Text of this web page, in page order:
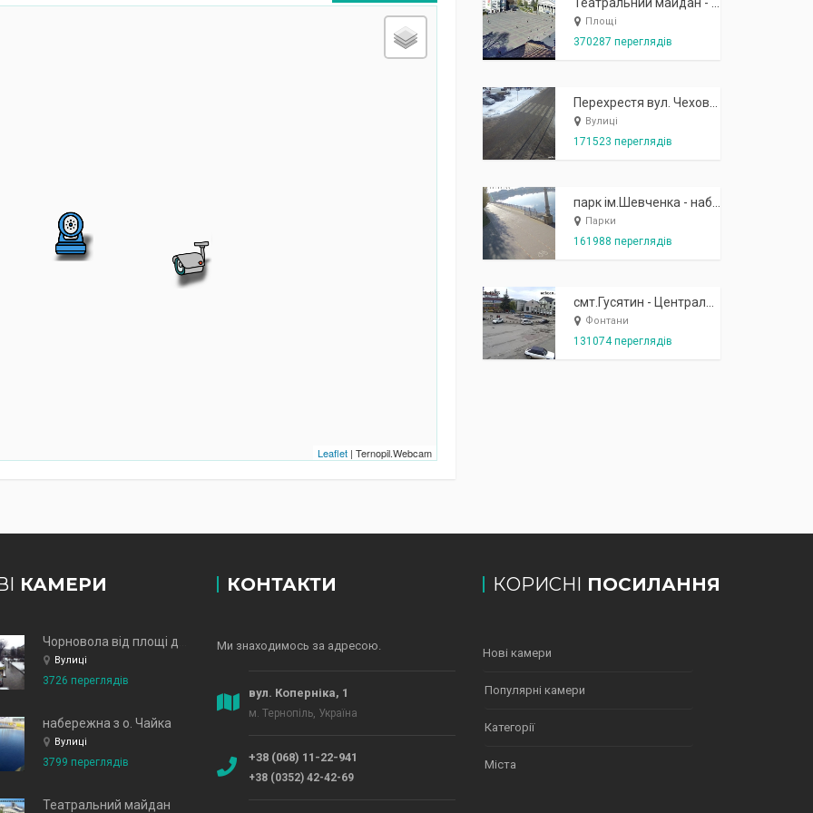
Leaflet| Ternopil.Webcam
Площі
370287 переглядів
Вулиці
171523 переглядів
Парки
161988 переглядів
Фонтани
131074 переглядів
КАМЕРИ
Вулиці
3726 переглядів
набережна з о. Чайка
Вулиці
3799 переглядів
Театральний майдан
КОНТАКТИ
Ми знаходимось за адресою.
вул. Коперніка, 1
м. Тернопіль, Україна
+38 (068) 11-22-941
+38 (0352) 42-42-69
КОРИСНІ ПОСИЛАННЯ
Нові камери
Популярні камери
Категорії
Міста